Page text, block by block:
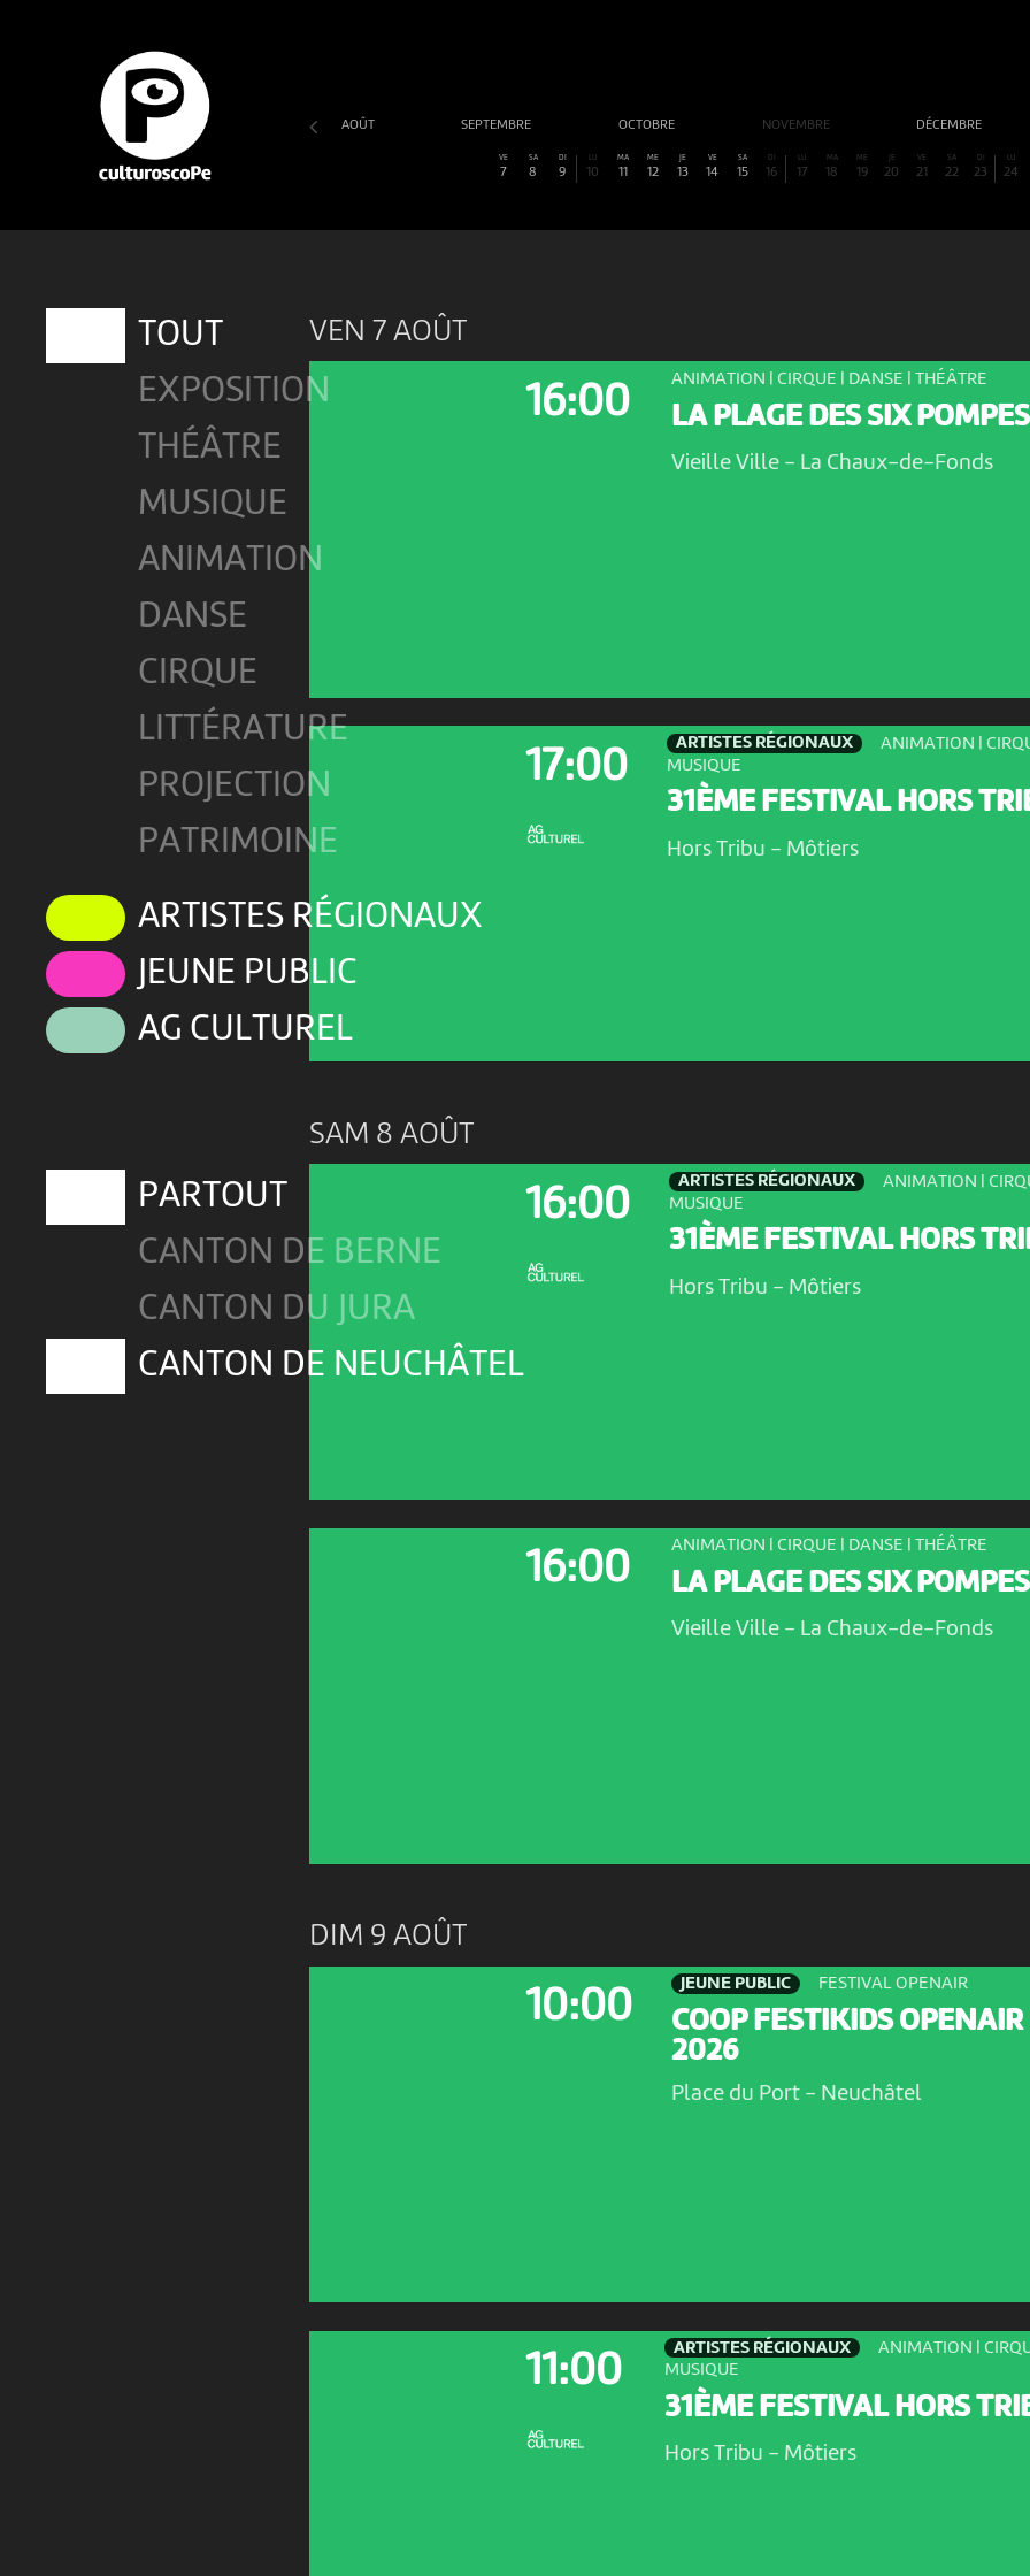
AOÛT SEPTEMBRE OCTOBRE NOVEMBRE DÉCEMBRE
VE
7
SA
8
DI
9
LU
10
MA
11
ME
12
JE
13
VE
14
SA
15
DI
16
LU
17
MA
18
ME
19
JE
20
VE
21
SA
22
DI
23
LU
24
TOUT
EXPOSITION
THÉÂTRE
MUSIQUE
ANIMATION
DANSE
CIRQUE
LITTÉRATURE
PROJECTION
PATRIMOINE
ARTISTES RÉGIONAUX
JEUNE PUBLIC
AG CULTUREL
PARTOUT
CANTON DE BERNE
CANTON DU JURA
CANTON DE NEUCHÂTEL
VEN 7 AOÛT
16:00 ANIMATION | CIRQUE | DANSE | THÉÂTRE
LA PLAGE DES SIX POMPES
Vieille Ville - La Chaux-de-Fonds
17:00
ARTISTES RÉGIONAUX
ANIMATION |
MUSIQUE
31ÈME FESTIVAL HORS
Hors Tribu - Môtiers
SAM 8 AOÛT
16:00
ARTISTES RÉGIONAUX
ANIMATION |
MUSIQUE
31ÈME FESTIVAL HORS
Hors Tribu - Môtiers
16:00 ANIMATION | CIRQUE | DANSE | THÉÂTRE
LA PLAGE DES SIX POMPES
Vieille Ville - La Chaux-de-Fonds
DIM 9 AOÛT
10:00
JEUNE PUBLIC FESTIVAL OPENAIR
COOP FESTIKIDS OPENAIR
2026
Place du Port - Neuchâtel
11:00
ARTISTES RÉGIONAUX
ANIMATION |
MUSIQUE
31ÈME FESTIVAL HORS
Hors Tribu - Môtiers